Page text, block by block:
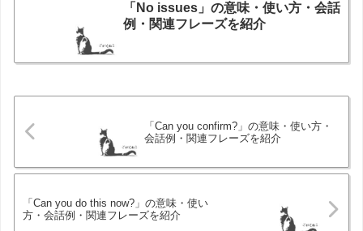
「No issues」の意味・使い方・会話
例・関連フレーズを紹介
「Can you confirm?」の意味・使い方・
会話例・関連フレーズを紹介
「Can you do this now?」の意味・使い
方・会話例・関連フレーズを紹介